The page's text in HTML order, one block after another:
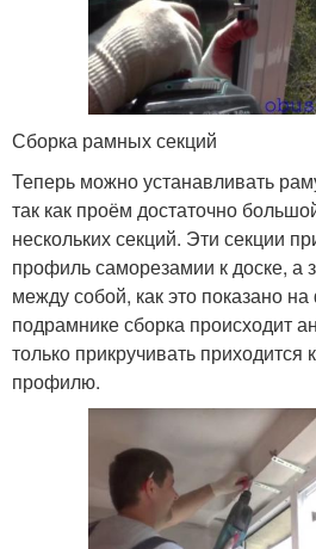
Сборка рамных секций
Теперь можно устанавливать
так как проём достаточно
нескольких секций. Эти секции
профиль саморезамии к доске, а
между собой, как это показано
подрамнике сборка происходит
только прикручивать приходится
профилю.